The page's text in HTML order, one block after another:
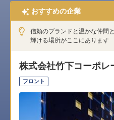
おすすめの企業
信頼のブランドと温かな仲間
輝ける場所がここにあります
株式会社竹下コーポレ
フロント